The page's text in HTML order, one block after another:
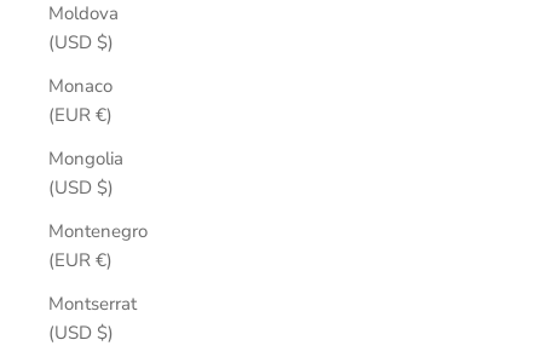
Moldova
(USD $)
Monaco
(EUR €)
Mongolia
(USD $)
Montenegro
(EUR €)
Montserrat
(USD $)